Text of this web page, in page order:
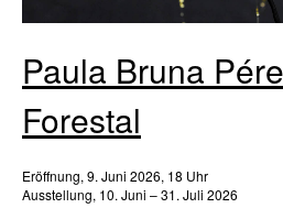
Paula Bruna
Forestal
Eröffnung, 9. Juni 2026, 18 Uhr
Ausstellung, 10. Juni – 31. Juli 2026